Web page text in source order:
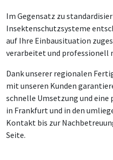
Im Gegensatz zu
Insektenschutzsysteme
auf Ihre Einbausituation
verarbeitet und professionell
Dank unserer regionalen
mit unseren Kunden
schnelle Umsetzung und
in Frankfurt und in den
Kontakt bis zur
Seite.